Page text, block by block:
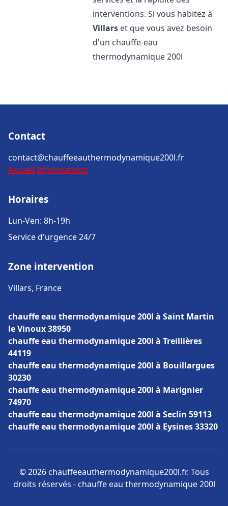
interventions. Si vous habitez à
Villars et que vous avez besoin
d'un chauffe-eau
thermodynamique 200l
Contact
contact@chauffeeauthermodynamique200l.fr
Accueil Informations
Horaires
Lun-Ven: 8h-19h
Service d'urgence 24/7
Zone intervention
Villars, France
chauffe eau thermodynamique 200l à Saint Martin
le Vinoux 38950
chauffe eau thermodynamique 200l à Treillières
44119
chauffe eau thermodynamique 200l à Bouillargues
30230
chauffe eau thermodynamique 200l à Marignier
74970
chauffe eau thermodynamique 200l à Seclin 59113
chauffe eau thermodynamique 200l à Eysines 33320
© 2026 chauffeeauthermodynamique200l.fr. Tous
droits réservés - chauffe eau thermodynamique 200l